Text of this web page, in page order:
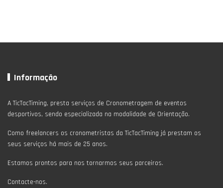
Informação
A TicTacTiming, presta serviços de Cronometragem de eventos
desportivos, sendo especializada na modalidade de Orientação.
Como freelancers os cronometristas da TicTacTiming já prestam os
seus serviços há mais de 25 anos.
Estamos prontos para nos tornarmos seus parceiros.
Contacte-nos.